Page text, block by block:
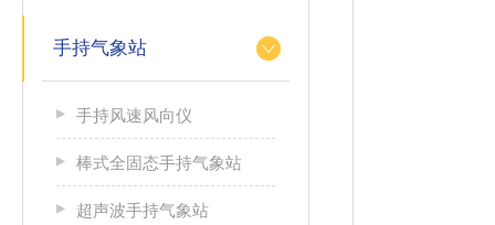
手持气象站
手持风速风向仪
棒式全固态手持气象站
超声波手持气象站